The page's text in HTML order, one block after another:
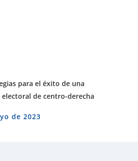
para el éxito de una
electoral de centro-derecha
de 2023